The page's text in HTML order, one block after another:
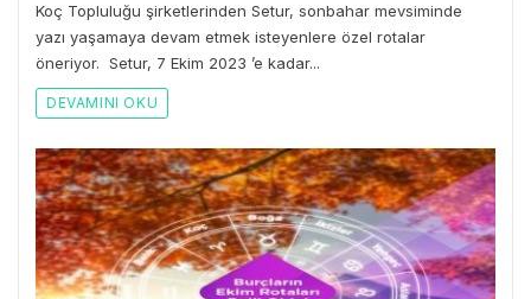
Koç Topluluğu şirketlerinden Setur, sonbahar mevsiminde
yazı yaşamaya devam etmek isteyenlere özel rotalar
öneriyor. Setur, 7 Ekim 2023 ’e kadar...
DEVAMINI OKU